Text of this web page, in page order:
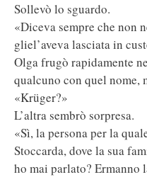
Sollevò lo sguardo.
«Diceva sempre che non
gliel’aveva lasciata in
Olga frugò rapidamente
qualcuno con quel nome,
«Krüger?»
L’altra sembrò sorpresa.
«Sì, la persona per la
Stoccarda, dove la sua
ho mai parlato? Ermanno